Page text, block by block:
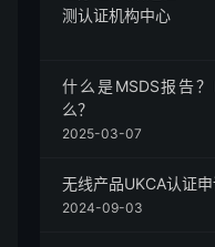
什么是MSDS报告
么？
2025-03-07
无线产品UKCA认证
2024-09-03